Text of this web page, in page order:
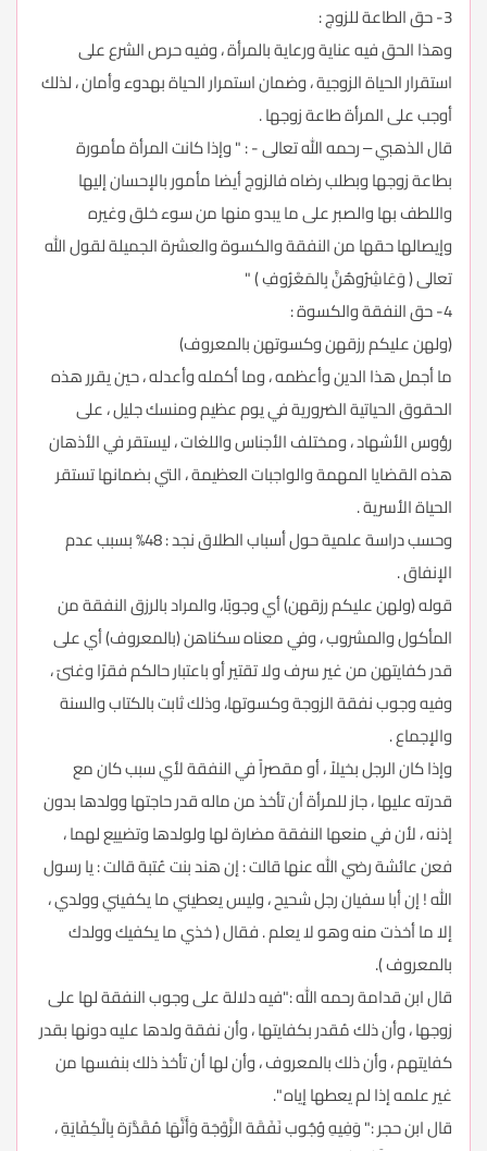
3- حق الطاعة للزوج :
وهذا الحق فيه عناية ورعاية بالمرأة ، وفيه حرص الشرع على
استقرار الحياة الزوجية ، وضمان استمرار الحياة بهدوء وأمان ، لذلك
أوجب على المرأة طاعة زوجها .
قال الذهبي – رحمه الله تعالى - : " وإذا كانت المرأة مأمورة
بطاعة زوجها وبطلب رضاه فالزوج أيضا مأمور بالإحسان إليها
واللطف بها والصبر على ما يبدو منها من سوء خلق وغيره
وإيصالها حقها من النفقة والكسوة والعشرة الجميلة لقول الله
تعالى ( وَعَاشِرُوهُنَّ بِالمَعْرُوفِ ) "
4- حق النفقة والكسوة :
(ولهن عليكم رزقهن وكسوتهن بالمعروف)
ما أجمل هذا الدين وأعظمه ، وما أكمله وأعدله ، حين يقرر هذه
الحقوق الحياتية الضرورية في يوم عظيم ومنسك جليل ، على
رؤوس الأشهاد ، ومختلف الأجناس واللغات ، ليستقر في الأذهان
هذه القضايا المهمة والواجبات العظيمة ، التي بضمانها تستقر
الحياة الأسرية .
وحسب دراسة علمية حول أسباب الطلاق نجد : 48% بسبب عدم
الإنفاق .
قوله (ولهن عليكم رزقهن) أي وجوبًا، والمراد بالرزق النفقة من
المأكول والمشروب ، وفي معناه سكناهن (بالمعروف) أي على
قدر كفايتهن من غير سرف ولا تقتير أو باعتبار حالكم فقرًا وغنىً ،
وفيه وجوب نفقة الزوجة وكسوتها، وذلك ثابت بالكتاب والسنة
والإجماع .
وإذا كان الرجل بخيلاً ، أو مقصراً في النفقة لأي سبب كان مع
قدرته عليها ، جاز للمرأة أن تأخذ من ماله قدر حاجتها وولدها بدون
إذنه ، لأن في منعها النفقة مضارة لها ولولدها وتضييع لهما ،
فعن عائشة رضي الله عنها قالت : إن هند بنت عُتبة قالت : يا رسول
الله ! إن أبا سفيان رجل شحيح ، وليس يعطيني ما يكفيني وولدي ،
إلا ما أخذت منه وهو لا يعلم . فقال ( خذي ما يكفيك وولدك
بالمعروف ).
قال ابن قدامة رحمه الله :"فيه دلالة على وجوب النفقة لها على
زوجها ، وأن ذلك مُقدر بكفايتها ، وأن نفقة ولدها عليه دونها بقدر
كفايتهم ، وأن ذلك بالمعروف ، وأن لها أن تأخذ ذلك بنفسها من
غير علمه إذا لم يعطها إياه ".
قال ابن حجر :" وَفِيهِ وُجُوب نَفَقَة الزَّوْجَة وَأَنَّهَا مُقَدَّرَة بِالْكِفَايَةِ ،